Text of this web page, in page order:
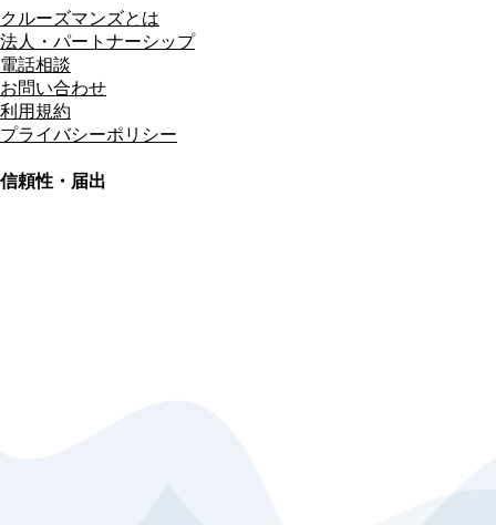
クルーズマンズとは
法人・パートナーシップ
電話相談
お問い合わせ
利用規約
プライバシーポリシー
信頼性・届出